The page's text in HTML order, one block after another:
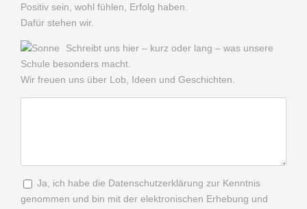
Positiv sein, wohl fühlen, Erfolg haben.
Dafür stehen wir.
Schreibt uns hier – kurz oder lang – was unsere
Schule besonders macht.
Wir freuen uns über Lob, Ideen und Geschichten.
Ja, ich habe die Datenschutzerklärung zur Kenntnis
genommen und bin mit der elektronischen Erhebung und